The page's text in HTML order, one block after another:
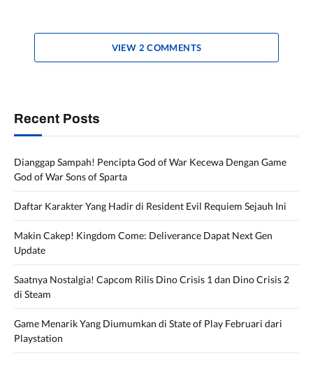
VIEW 2 COMMENTS
Recent Posts
Dianggap Sampah! Pencipta God of War Kecewa Dengan Game
God of War Sons of Sparta
Daftar Karakter Yang Hadir di Resident Evil Requiem Sejauh Ini
Makin Cakep! Kingdom Come: Deliverance Dapat Next Gen
Update
Saatnya Nostalgia! Capcom Rilis Dino Crisis 1 dan Dino Crisis 2
di Steam
Game Menarik Yang Diumumkan di State of Play Februari dari
Playstation